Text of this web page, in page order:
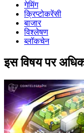
गेमिंग
क्रिप्टोकरेंसी
बाजार
विश्लेषण
ब्लॉकचेन
इस विषय पर